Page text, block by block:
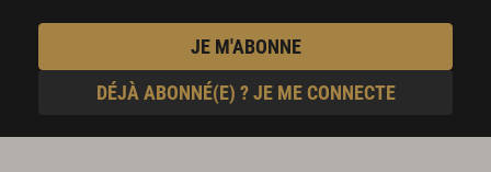
JE M'ABONNE
DÉJÀ ABONNÉ(E) ? JE ME CONNECTE